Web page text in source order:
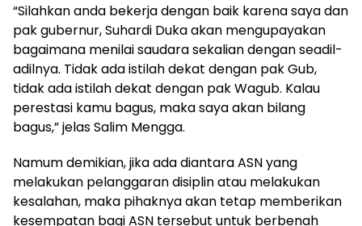
“Silahkan anda bekerja dengan baik karena saya dan
pak gubernur, Suhardi Duka akan mengupayakan
bagaimana menilai saudara sekalian dengan seadil-
adilnya. Tidak ada istilah dekat dengan pak Gub,
tidak ada istilah dekat dengan pak Wagub. Kalau
perestasi kamu bagus, maka saya akan bilang
bagus,” jelas Salim Mengga.
Namum demikian, jika ada diantara ASN yang
melakukan pelanggaran disiplin atau melakukan
kesalahan, maka pihaknya akan tetap memberikan
kesempatan bagi ASN tersebut untuk berbenah